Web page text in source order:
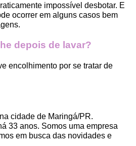
impossível desbotar. E
ocorrer em alguns casos bem
depois de lavar?
encolhimento por se tratar de
cidade de Maringá/PR.
33 anos. Somos uma empresa
em busca das novidades e